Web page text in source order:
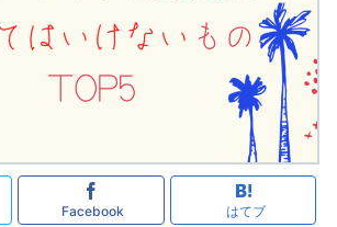
Facebook はてブ